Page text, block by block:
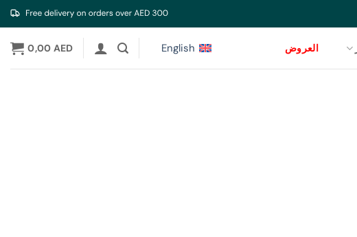
العروض English
0,00 AED